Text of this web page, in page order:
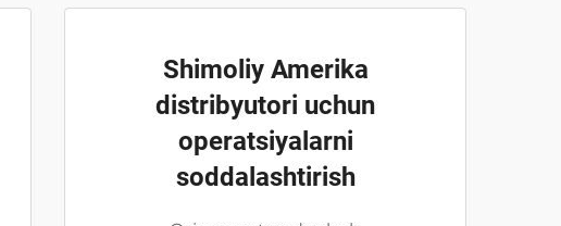
Shimoliy Amerika
distribyutori uchun
operatsiyalarni
soddalashtirish